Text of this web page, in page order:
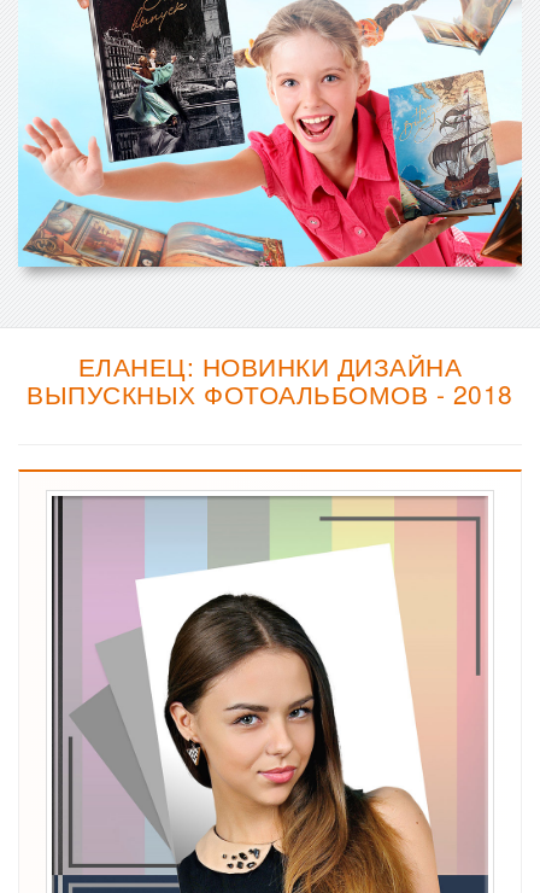
ЕЛАНЕЦ: НОВИНКИ ДИЗАЙНА
ВЫПУСКНЫХ ФОТОАЛЬБОМОВ - 2018